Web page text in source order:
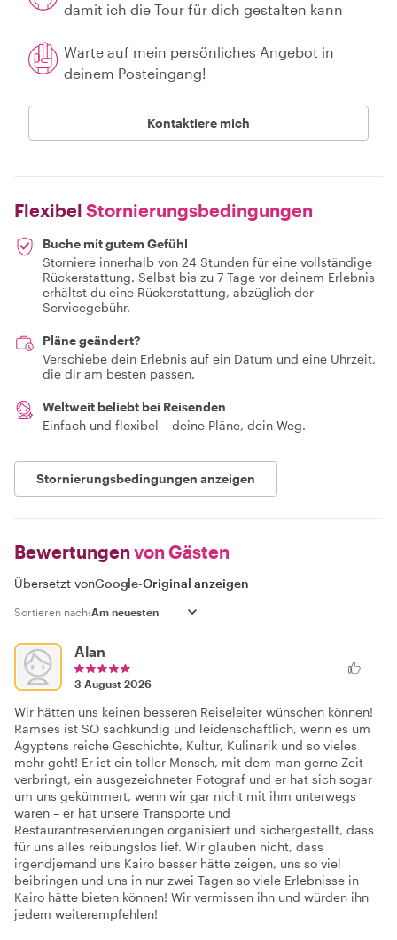
damit ich die Tour für dich gestalten kann
Warte auf mein persönliches Angebot in
deinem Posteingang!
Kontaktiere mich
Flexibel Stornierungsbedingungen
Buche mit gutem Gefühl
Storniere innerhalb von 24 Stunden für eine vollständige
Rückerstattung. Selbst bis zu 7 Tage vor deinem Erlebnis
erhältst du eine Rückerstattung, abzüglich der
Servicegebühr.
Pläne geändert?
Verschiebe dein Erlebnis auf ein Datum und eine Uhrzeit,
die dir am besten passen.
Weltweit beliebt bei Reisenden
Einfach und flexibel – deine Pläne, dein Weg.
Stornierungsbedingungen anzeigen
Bewertungen von Gästen
Übersetzt vonGoogle-Original anzeigen
Sortieren nach:
Alan
3 August 2026
Wir hätten uns keinen besseren Reiseleiter wünschen können!
Ramses ist SO sachkundig und leidenschaftlich, wenn es um
Ägyptens reiche Geschichte, Kultur, Kulinarik und so vieles
mehr geht! Er ist ein toller Mensch, mit dem man gerne Zeit
verbringt, ein ausgezeichneter Fotograf und er hat sich sogar
um uns gekümmert, wenn wir gar nicht mit ihm unterwegs
waren – er hat unsere Transporte und
Restaurantreservierungen organisiert und sichergestellt, dass
für uns alles reibungslos lief. Wir glauben nicht, dass
irgendjemand uns Kairo besser hätte zeigen, uns so viel
beibringen und uns in nur zwei Tagen so viele Erlebnisse in
Kairo hätte bieten können! Wir vermissen ihn und würden ihn
jedem weiterempfehlen!